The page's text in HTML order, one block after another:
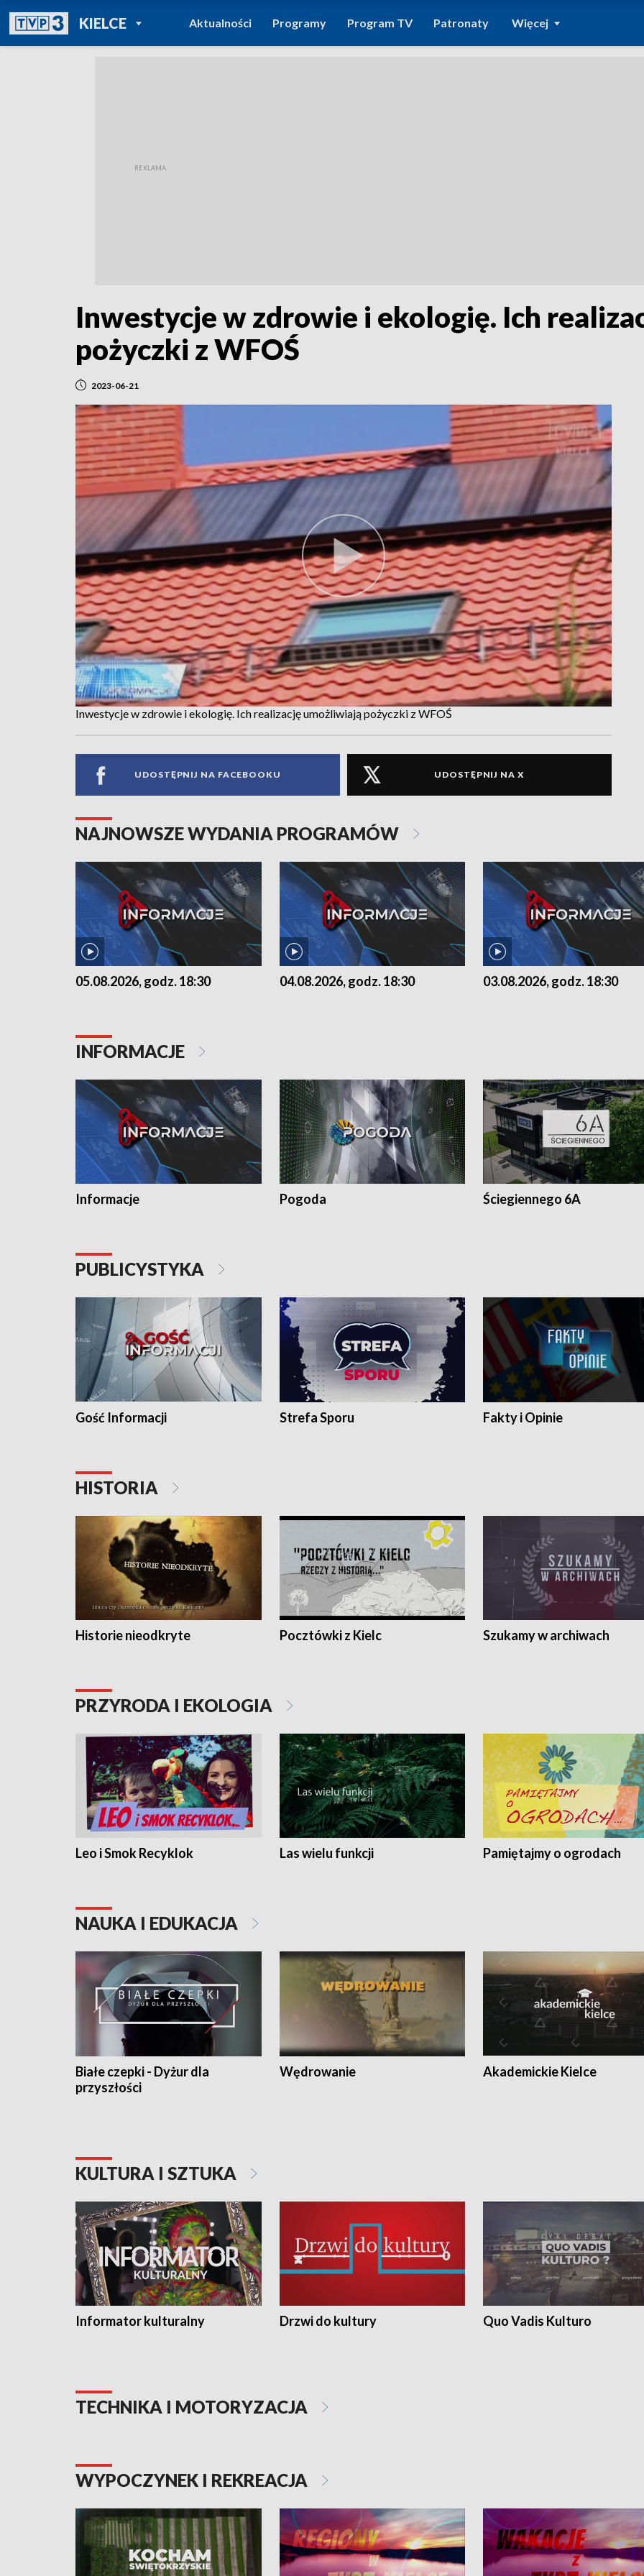
KIELCEPOWRÓT DO
TVP REGIONY
Aktualności Programy Program TV Patronaty Więcej
Inwestycje w zdrowie i ekologię. Ich
pożyczki z WFOŚ
2023-06-21
Inwestycje w zdrowie i ekologię. Ich realizację umożliwiają pożyczki z WFOŚ
UDOSTĘPNIJ NA FACEBOOKU UDOSTĘPNIJ NA X
NAJNOWSZE WYDANIA PROGRAMÓW
05.08.2026, godz. 18:30 04.08.2026, godz. 18:30 03.08.2026, godz. 18:30
INFORMACJE
Informacje Pogoda Ściegiennego 6A
PUBLICYSTYKA
Gość Informacji Strefa Sporu Fakty i Opinie
HISTORIA
Historie nieodkryte Pocztówki z Kielc Szukamy w archiwach
PRZYRODA I EKOLOGIA
Leo i Smok Recyklok Las wielu funkcji Pamiętajmy o ogrodach
NAUKA I EDUKACJA
Białe czepki - Dyżur dla
przyszłości
Wędrowanie Akademickie Kielce
KULTURA I SZTUKA
Informator kulturalny Drzwi do kultury Quo Vadis Kulturo
TECHNIKA I MOTORYZACJA
WYPOCZYNEK I REKREACJA